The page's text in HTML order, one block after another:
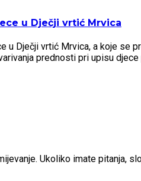
u Dječji vrtić Mrvica
u Dječji vrtić Mrvica, a koje se
prednosti pri upisu
Ukoliko imate pitanja,